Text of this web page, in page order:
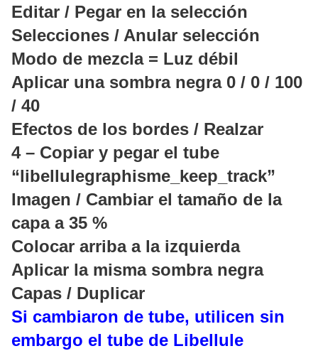
Editar / Pegar en la selección
Selecciones / Anular selección
Modo de mezcla = Luz débil
Aplicar una sombra negra 0 / 0 / 100
/ 40
Efectos de los bordes / Realzar
4 – Copiar y pegar el tube
“libellulegraphisme_keep_track”
Imagen / Cambiar el tamaño de la
capa a 35 %
Colocar arriba a la izquierda
Aplicar la misma sombra negra
Capas / Duplicar
Si cambiaron de tube, utilicen sin
embargo el tube de Libellule